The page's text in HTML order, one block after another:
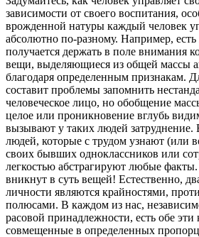
зависимости от своего воспитания,
врожденной натуры каждый человек
абсолютно по-разному. Например,
получается держать в поле внимания
вещи, выделяющиеся из общей массы
благодаря определенным признакам.
составит проблемы запомнить
человеческое лицо, но обобщение
целое или проникновение вглубь
вызывают у таких людей затруднение.
людей, которые с трудом узнают (или
своих бывших одноклассников или
легкостью абстрагируют любые
вникнут в суть вещей! Естественно,
личности являются крайностями,
полюсами. В каждом из нас,
расовой принадлежности, есть обе эти
совмещенные в определенных